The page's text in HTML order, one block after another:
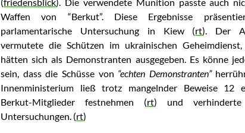
Waffen von “Berkut”. Diese Ergebnisse
parlamentarische Untersuchung in Kiew (rt). Der
vermutete die Schützen im ukrainischen Geheimdienst,
hätten sich als Demonstranten ausgegeben. Es könne
sein, dass die Schüsse von “echten Demonstranten”
Innenministerium ließ trotz mangelnder Beweise 12
Berkut-Mitglieder festnehmen (rt) und verhinderte
Untersuchungen. (rt)